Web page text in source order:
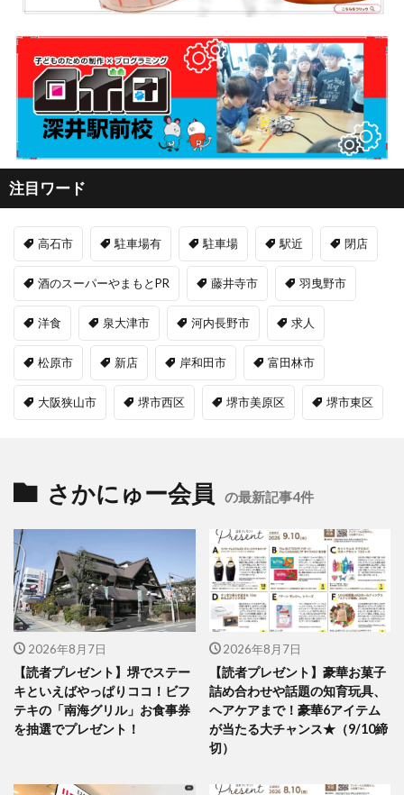
注目ワード
高石市 駐車場有 駐車場 駅近 閉店
酒のスーパーやまもとPR 藤井寺市 羽曳野市
洋食 泉大津市 河内長野市 求人
松原市 新店 岸和田市 富田林市
大阪狭山市 堺市西区 堺市美原区 堺市東区
さかにゅー会員 の最新記事4件
2026年8月7日
【読者プレゼント】堺でステー
キといえばやっぱりココ！ビフ
テキの「南海グリル」お食事券
を抽選でプレゼント！
2026年8月7日
【読者プレゼント】豪華お菓子
詰め合わせや話題の知育玩具、
ヘアケアまで！豪華6アイテム
が当たる大チャンス★（9/10締
切）